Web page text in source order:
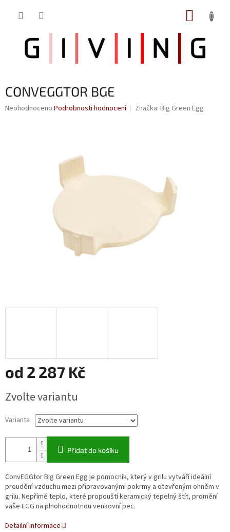
CONVEGGTOR BGE
Průměrné
Neohodnoceno Podrobnosti hodnocení Značka: Big Green Egg
od 2 287 Kč
cena:
Zvolte variantu
Varianta
Přidat do košíku
ConvEGGtor Big Green Egg je pomocník, který v grilu vytváří ideální
proudění vzduchu mezi připravovanými pokrmy a otevřeným ohněm v
grilu. Nepřímé teplo, které propouští keramický tepelný štít, promění
vaše EGG na plnohodnotnou venkovní pec.
Detailní informace